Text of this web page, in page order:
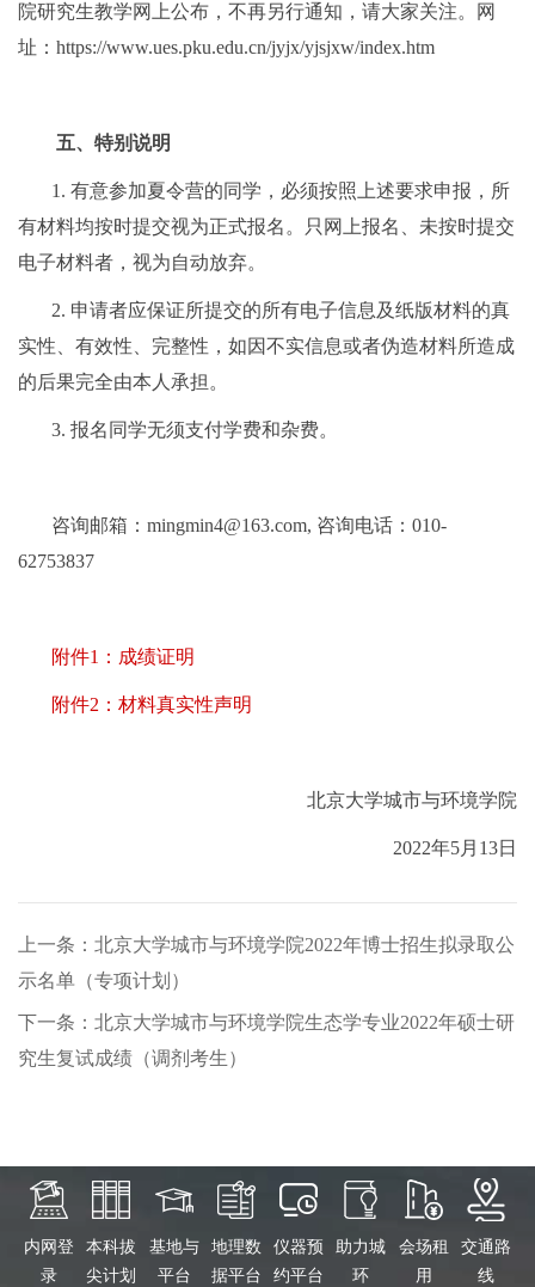
院研究生教学网上公布，不再另行通知，请大家关注。网
址： https://www.ues.pku.edu.cn/jyjx/yjsjxw/index.htm
五、特别说明
1. 有意参加夏令营的同学，必须按照上述要求申报，所
有材料均按时提交视为正式报名。只网上报名、未按时提交
电子材料者，视为自动放弃。
2. 申请者应保证所提交的所有电子信息及纸版材料的真
实性、有效性、完整性，如因不实信息或者伪造材料所造成
的后果完全由本人承担。
3. 报名同学无须支付学费和杂费。
咨询邮箱： mingmin4@163.com, 咨询电话： 010-
62753837
附件1：成绩证明
附件2：材料真实性声明
北京大学城市与环境学院
2022年5月 13日
上一条：北京大学城市与环境学院2022年博士招生拟录取公
示名单（专项计划）
下一条：北京大学城市与环境学院生态学专业2022年硕士研
究生复试成绩（调剂考生）
内网登
录
本科拔
尖计划
基地与
平台
地理数
据平台
仪器预
约平台
助力城
环
会场租
用
交通路
线